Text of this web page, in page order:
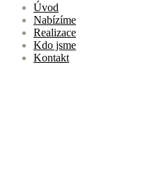
Úvod
Nabízíme
Realizace
Kdo jsme
Kontakt